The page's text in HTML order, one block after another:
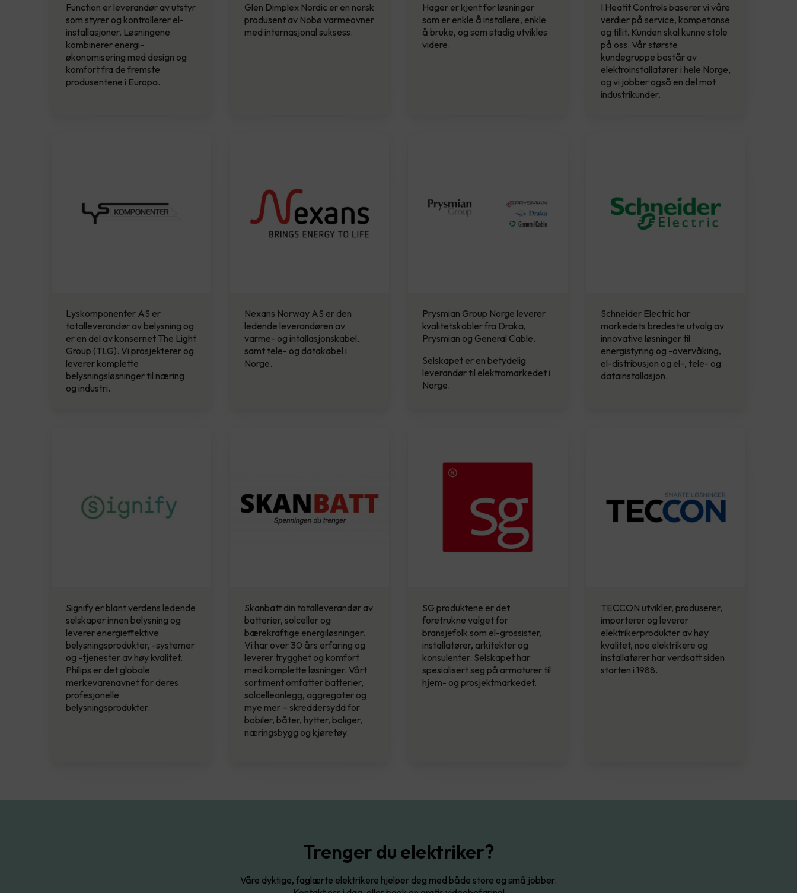
Function er leverandør av utstyr
som styrer og kontrollerer el-
installasjoner. Løsningene
kombinerer energi­
økonomisering med design og
komfort fra de fremste
produsentene i Europa.
Glen Dimplex Nordic er en norsk
produsent av Nobø varmeovner
med internasjonal suksess.
Hager er kjent for løsninger
som er enkle å installere, enkle
å bruke, og som stadig utvikles
videre.
I Heatit Controls baserer vi våre
verdier på service, kompetanse
og tillit. Kunden skal kunne stole
på oss. Vår største
kundegruppe består av
elektroinstallatører i hele Norge,
og vi jobber også en del mot
industrikunder.
Lyskomponenter AS er
totalleverandør av belysning og
er en del av konsernet The Light
Group (TLG). Vi prosjekterer og
leverer komplette
belysningsløsninger til næring
og industri.
Nexans Norway AS er den
ledende leverandøren av
varme- og intallasjonskabel,
samt tele- og datakabel i
Norge.
Prysmian Group Norge leverer
kvalitetskabler fra Draka,
Prysmian og General Cable.
Selskapet er en betydelig
leverandør til elektromarkedet i
Norge.
Schneider Electric har
markedets bredeste utvalg av
innovative løsninger til
energistyring og -overvåking,
el-distribusjon og el-, tele- og
datainstallasjon.
Signify er blant verdens ledende
selskaper innen belysning og
leverer energieffektive
belysningsprodukter, -systemer
og -tjenester av høy kvalitet.
Philips er det globale
merkevarenavnet for deres
profesjonelle
belysningsprodukter.
Skanbatt din totalleverandør av
batterier, solceller og
bærekraftige energiløsninger.
Vi har over 30 års erfaring og
leverer trygghet og komfort
med komplette løsninger. Vårt
sortiment omfatter batterier,
solcelleanlegg, aggregater og
mye mer – skreddersydd for
bobiler, båter, hytter, boliger,
næringsbygg og kjøretøy.
SG produktene er det
foretrukne valget for
bransjefolk som el-grossister,
installatører, arkitekter og
konsulenter. Selskapet har
spesialisert seg på armaturer til
hjem- og prosjektmarkedet.
TECCON utvikler, produserer,
importerer og leverer
elektrikerprodukter av høy
kvalitet, noe elektrikere og
installatører har verdsatt siden
starten i 1988.
Trenger du elektriker?
Våre dyktige, faglærte elektrikere hjelper deg med både store og små jobber.